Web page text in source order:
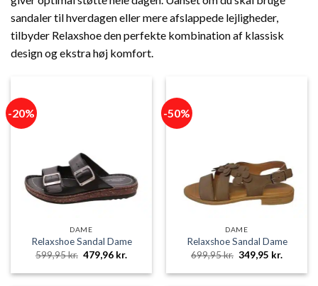
sandaler til hverdagen eller mere afslappede lejligheder,
tilbyder Relaxshoe den perfekte kombination af klassisk
design og ekstra høj komfort.
-20%
DAME
Relaxshoe Sandal Dame
599,95kr. Den
oprindelige
pris
479,96 kr.
pris
-50%
DAME
Relaxshoe Sandal Dame
699,95kr. Den
oprindelige
pris
349,95 kr.
pris